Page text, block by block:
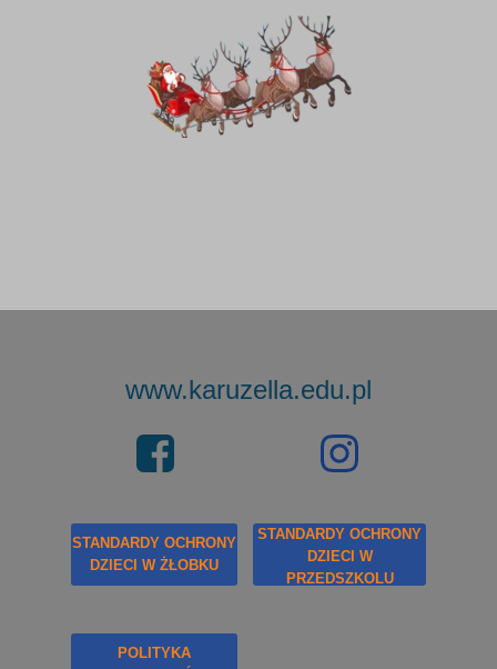
STANDARDY OCHRONY
DZIECI W
PRZEDSZKOLU
STANDARDY OCHRONY
DZIECI W ŻŁOBKU
POLITYKA
www.karuzella.edu.pl